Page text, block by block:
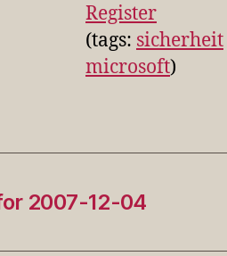
Register
(tags: sicherheit
microsoft)
2007-12-04